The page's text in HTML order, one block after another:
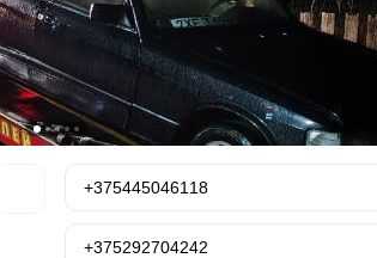
+375445046118
+375292704242